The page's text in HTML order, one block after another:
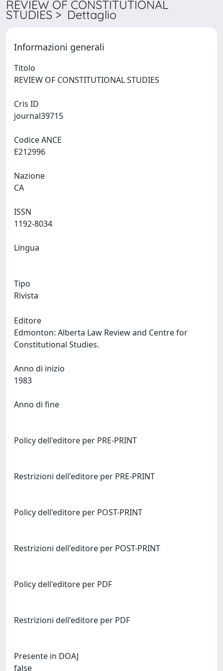
REVIEW OF CONSTITUTIONAL
STUDIES > Dettaglio
Informazioni generali
Titolo
Cris ID
Codice ANCE
Nazione
ISSN
Lingua
Tipo
Rivista
Editore
Edmonton: Alberta Law Review and Centre for
Anno di inizio
Anno di fine
Policy dell'editore per PRE-PRINT
Restrizioni dell'editore per PRE-PRINT
Policy dell'editore per POST-PRINT
Restrizioni dell'editore per POST-PRINT
Policy dell'editore per PDF
Restrizioni dell'editore per PDF
Presente in DOAJ